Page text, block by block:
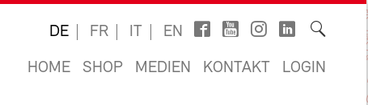
DE FR IT EN
HOME SHOP MEDIEN KONTAKT LOGIN